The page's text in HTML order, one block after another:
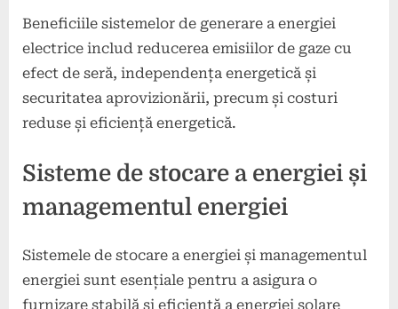
Beneficiile sistemelor de generare a energiei
electrice includ reducerea emisiilor de gaze cu
efect de seră, independența energetică și
securitatea aprovizionării, precum și costuri
reduse și eficiență energetică.
Sisteme de stocare a energiei și
managementul energiei
Sistemele de stocare a energiei și managementul
energiei sunt esențiale pentru a asigura o
furnizare stabilă și eficientă a energiei solare